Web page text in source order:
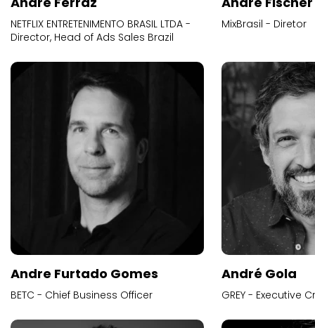
NETFLIX ENTRETENIMENTO BRASIL LTDA -
Director, Head of Ads Sales Brazil
MixBrasil - Diretor
Andre Furtado Gomes
BETC - Chief Business Officer
André Gola
GREY - Executive